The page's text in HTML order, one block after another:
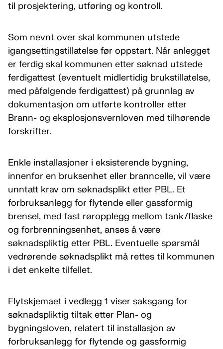
til prosjektering, utføring og kontroll.
Som nevnt over skal kommunen utstede
igangsettingstillatelse før oppstart. Når anlegget
er ferdig skal kommunen etter søknad utstede
ferdigattest (eventuelt midlertidig brukstillatelse,
med påfølgende ferdigattest) på grunnlag av
dokumentasjon om utførte kontroller etter
Brann- og eksplosjonsvernloven med tilhørende
forskrifter.
Enkle installasjoner i eksisterende bygning,
innenfor en bruksenhet eller branncelle, vil være
unntatt krav om søknadsplikt etter PBL. Et
forbruksanlegg for flytende eller gassformig
brensel, med fast røropplegg mellom tank/flaske
og forbrenningsenhet, anses å være
søknadspliktig etter PBL. Eventuelle spørsmål
vedrørende søknadsplikt må rettes til kommunen
i det enkelte tilfellet.
Flytskjemaet i vedlegg 1 viser saksgang for
søknadspliktig tiltak etter Plan- og
bygningsloven, relatert til installasjon av
forbruksanlegg for flytende og gassformig